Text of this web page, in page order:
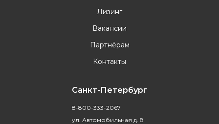
Лизинг
Вакансии
Партнёрам
Контакты
Санкт-Петербург
8-800-333-2067
ул. Автомобильная д. 8